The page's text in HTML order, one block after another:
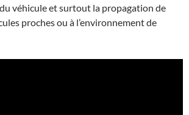
véhicule et surtout la propagation de
proches ou à l’environnement de